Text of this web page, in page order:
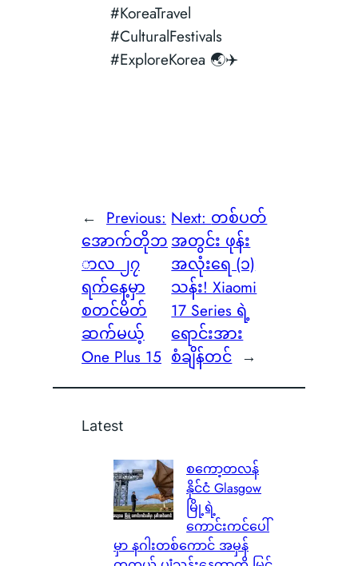
#KoreaTravel
#CulturalFestivals
#ExploreKorea 🌏✈️
← Previous:
အောက်တိုဘ
ာလ ၂၇
ရက်နေ့မှာ
စတင်မိတ်
ဆက်မယ့်
One Plus 15
Next: တစ်ပတ်
အတွင်း ဖုန်း
အလုံးရေ (၁)
သန်း! Xiaomi
17 Series ရဲ့
ရောင်းအား
စံချိန်တင် →
Latest
စကော့တလန်
နိုင်ငံ Glasgow
မြို့ရဲ့
ကောင်းကင်ပေါ်
မှာ နဂါးတစ်ကောင် အမှန်